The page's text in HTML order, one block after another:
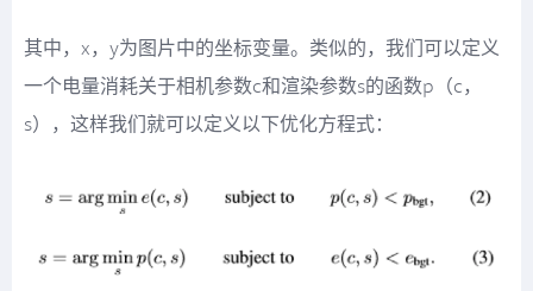
其中，x，y为图片中的坐标变量。类似的，我们可以定义
一个电量消耗关于相机参数c和渲染参数s的函数p（c，
s），这样我们就可以定义以下优化方程式：